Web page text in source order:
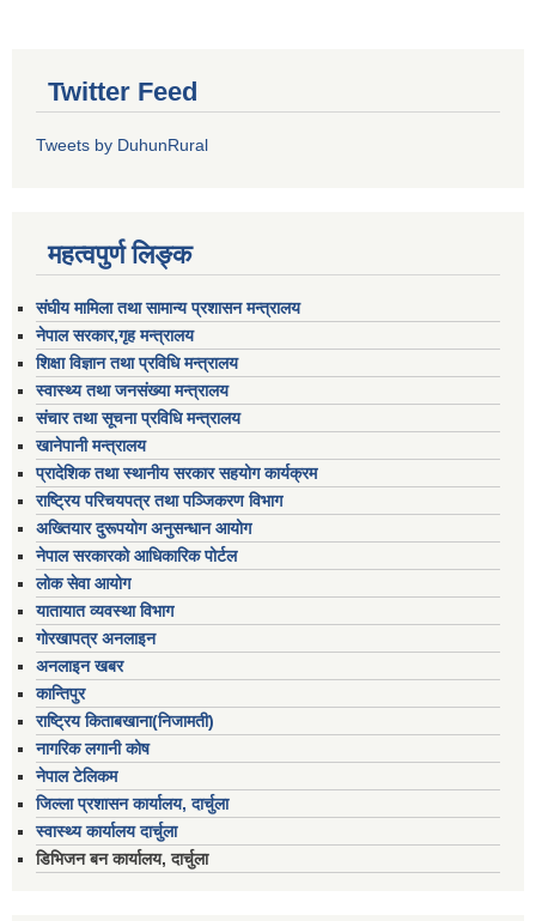
Twitter Feed
Tweets by DuhunRural
महत्वपुर्ण लिङ्क
संघीय मामिला तथा सामान्य प्रशासन मन्त्रालय
नेपाल सरकार,गृह मन्त्रालय
शिक्षा विज्ञान तथा प्रविधि मन्त्रालय
स्वास्थ्य तथा जनसंख्या मन्त्रालय
संचार तथा सूचना प्रविधि मन्त्रालय
खानेपानी मन्त्रालय
प्रादेशिक तथा स्थानीय सरकार सहयोग कार्यक्रम
राष्ट्रिय परिचयपत्र तथा पञ्जिकरण विभाग
अख्तियार दुरूपयोग अनुसन्धान आयोग
नेपाल सरकारको आधिकारिक पोर्टल
लोक सेवा आयोग
यातायात व्यवस्था विभाग
गोरखापत्र अनलाइन
अनलाइन खबर
कान्तिपुर
राष्ट्रिय किताबखाना(निजामती)
नागरिक लगानी कोष
नेपाल टेलिकम
जिल्ला प्रशासन कार्यालय, दार्चुला
स्वास्थ्य कार्यालय दार्चुला
डिभिजन बन कार्यालय, दार्चुला